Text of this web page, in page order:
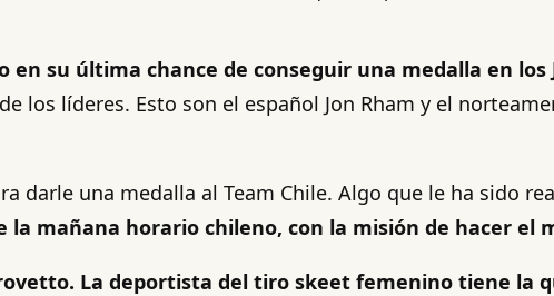
su última chance de conseguir una medalla en los
los líderes. Esto son el español Jon Rham y el
darle una medalla al Team Chile. Algo que le ha sido
la mañana horario chileno, con la misión de hacer el
La deportista del tiro skeet femenino tiene la